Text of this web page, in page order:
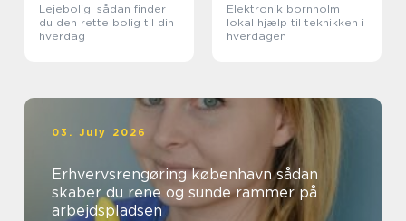
Lejebolig: sådan finder
du den rette bolig til din
hverdag
Elektronik bornholm
lokal hjælp til teknikken i
hverdagen
03. July 2026
Erhvervsrengøring københavn sådan
skaber du rene og sunde rammer på
arbejdspladsen